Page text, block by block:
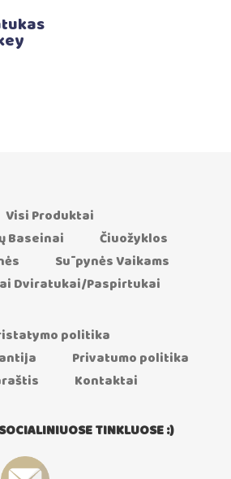
Visi Produktai
Baseinai
Čiuožyklos
Sūpynės Vaikams
Dviratukai/Paspirtukai
politika
Privatumo politika
Kontaktai
TINKLUOSE :)